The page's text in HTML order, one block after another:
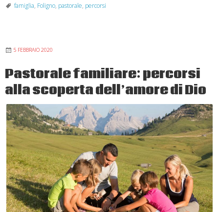
famiglia, Foligno, pastorale, percorsi
5 FEBBRAIO 2020
Pastorale familiare: percorsi
alla scoperta dell’amore di Dio